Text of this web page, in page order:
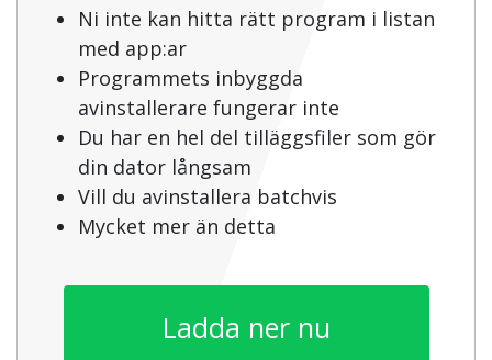
Ni inte kan hitta rätt program i listan
med app:ar
Programmets inbyggda
avinstallerare fungerar inte
Du har en hel del tilläggsfiler som gör
din dator långsam
Vill du avinstallera batchvis
Mycket mer än detta
Ladda ner nu